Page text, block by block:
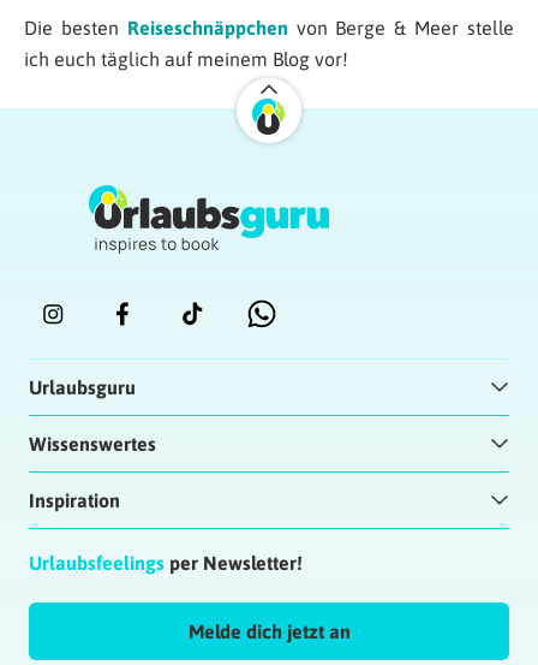
Die besten Reiseschnäppchen von Berge & Meer stelle
ich euch täglich auf meinem Blog vor!
Urlaubsguru
Wissenswertes
Inspiration
Urlaubsfeelings per Newsletter!
Melde dich jetzt an